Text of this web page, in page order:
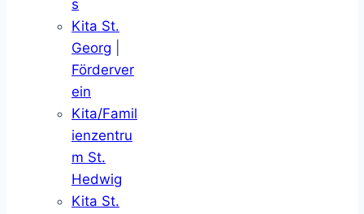
s
Kita St.
Georg
Förderver
ein
Kita/Famil
ienzentru
m St.
Hedwig
Kita St.